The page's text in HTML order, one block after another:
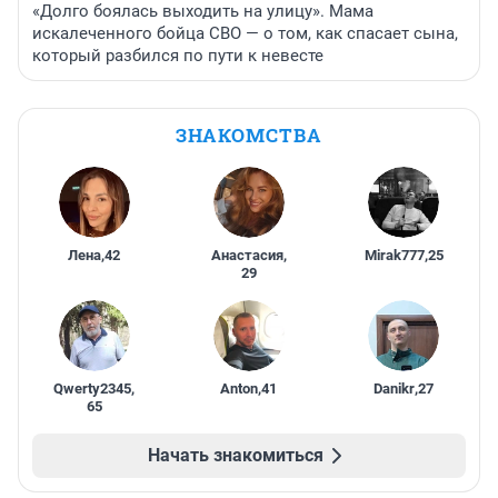
«Долго боялась выходить на улицу». Мама
искалеченного бойца СВО — о том, как спасает сына,
который разбился по пути к невесте
ЗНАКОМСТВА
Лена,42 Анастасия,
29
Mirak777,25
Qwerty2345,
65
Anton,41 Danikr,27
Начать знакомиться